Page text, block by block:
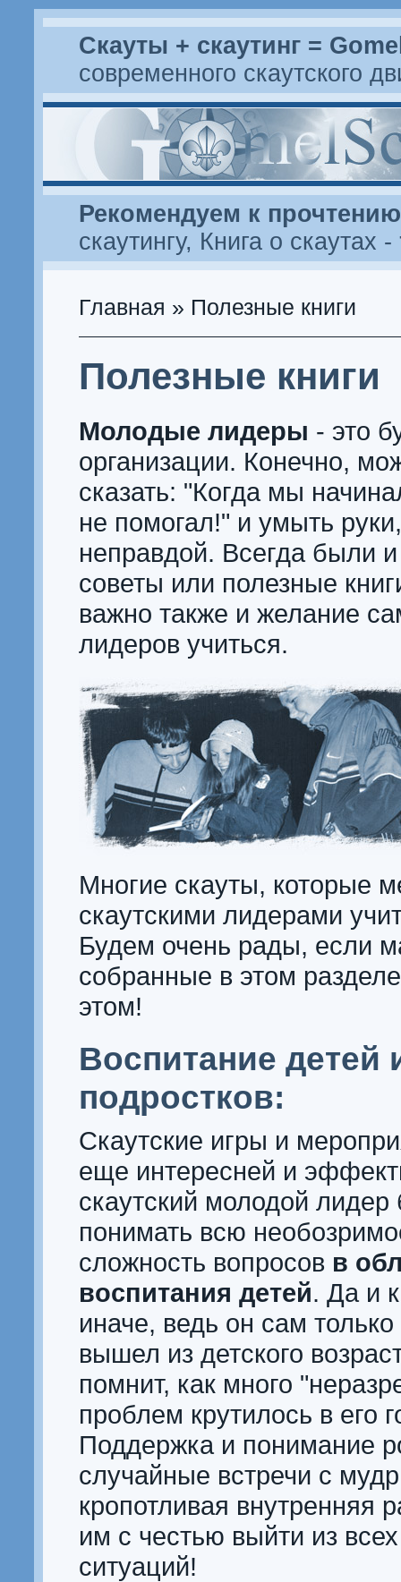
Скауты + скаутинг =
современного скаутского
Рекомендуем к прочтению
скаутингу, Книга о скаутах -
Главная » Полезные книги
Полезные книги
Молодые лидеры - это
организации. Конечно,
сказать: "Когда мы
не помогал!" и умыть
неправдой. Всегда были
советы или полезные
важно также и желание
лидеров учиться.
Многие скауты, которые
скаутскими лидерами
Будем очень рады, если
собранные в этом
этом!
Воспитание детей
подростков:
Скаутские игры и
еще интересней и
скаутский молодой лидер
понимать всю
сложность вопросов в
воспитания детей. Да и
иначе, ведь он сам
вышел из детского
помнит, как много
проблем крутилось в его
Поддержка и понимание
случайные встречи с
кропотливая внутренняя
им с честью выйти из
ситуаций!